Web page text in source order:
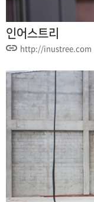
인어스트리
http://inustree.com